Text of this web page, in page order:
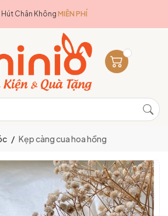
Chân Không MIỄN PHÍ
/ Kẹp càng cua hoa hồng